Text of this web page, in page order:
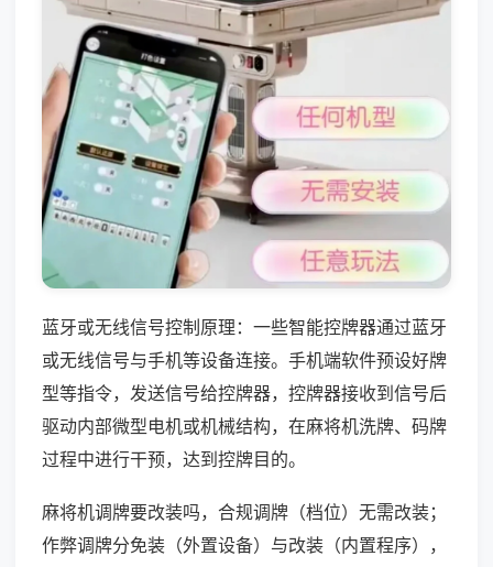
蓝牙或无线信号控制原理：一些智能控牌器通过蓝牙
或无线信号与手机等设备连接。手机端软件预设好牌
型等指令，发送信号给控牌器，控牌器接收到信号后
驱动内部微型电机或机械结构，在麻将机洗牌、码牌
过程中进行干预，达到控牌目的。
麻将机调牌要改装吗，合规调牌（档位）无需改装；
作弊调牌分免装（外置设备）与改装（内置程序），